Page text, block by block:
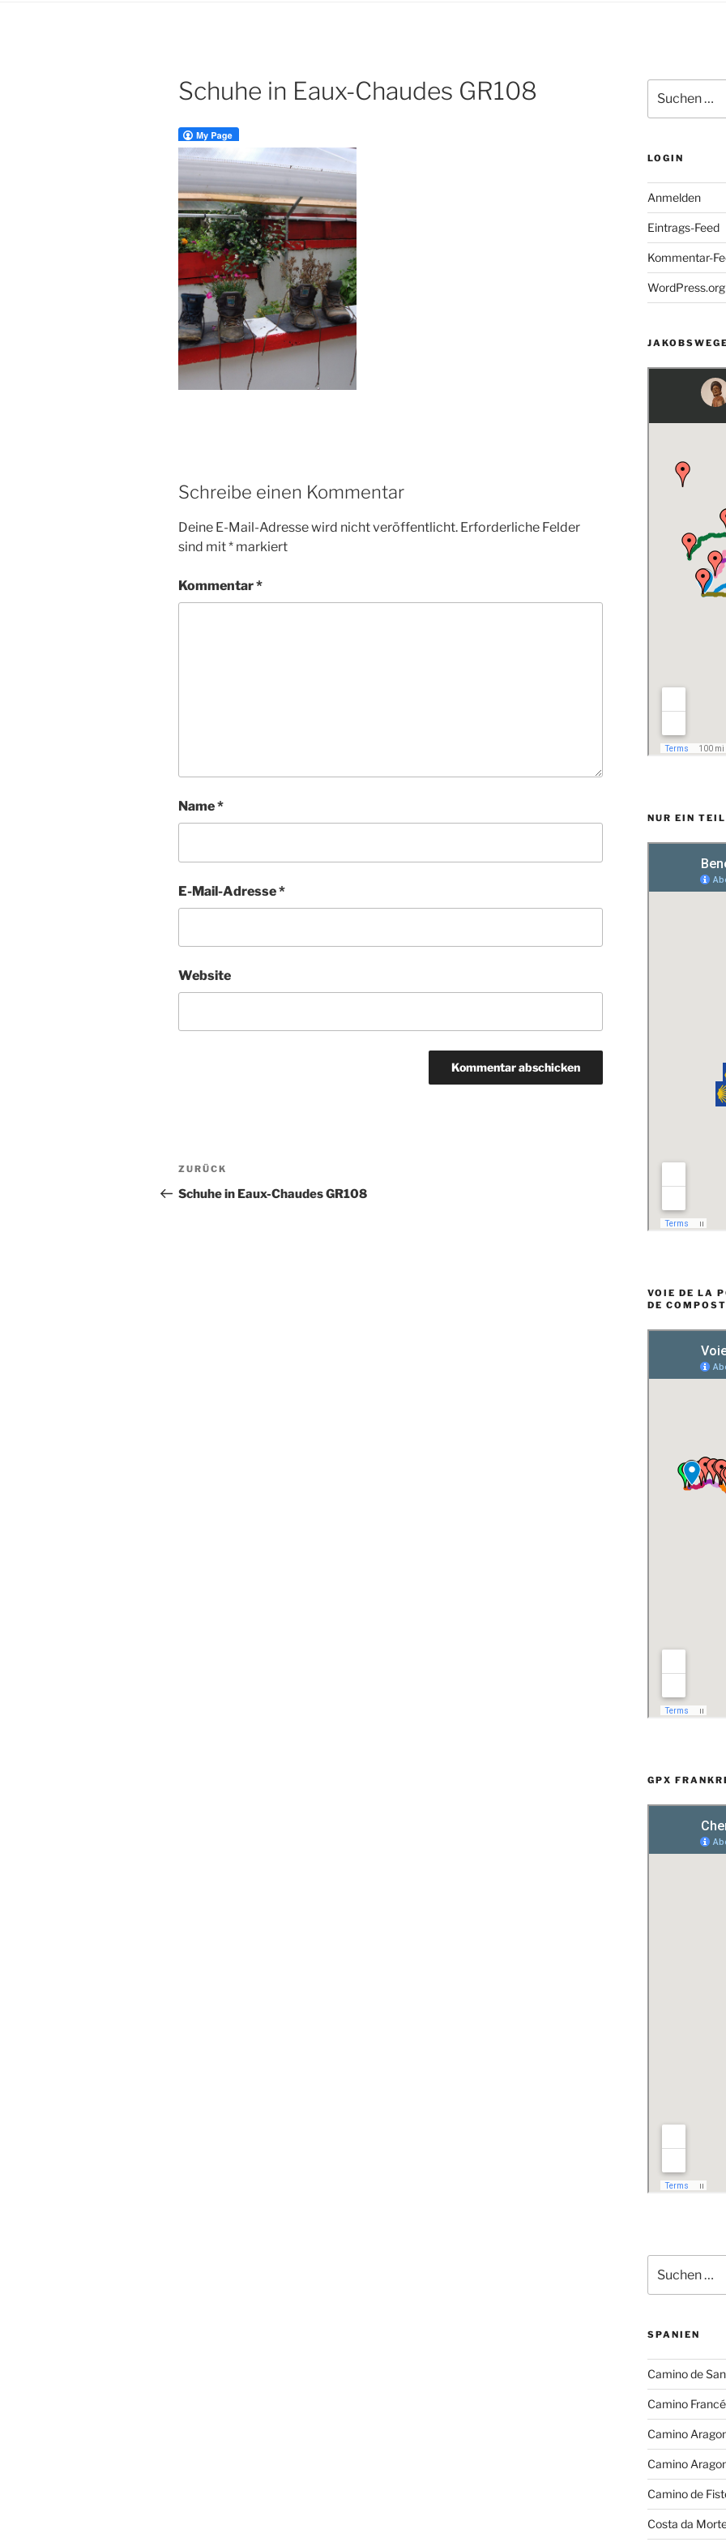
Schuhe in Eaux-Chaudes GR108
Schreibe einen Kommentar
Deine E-Mail-Adresse wird nicht veröffentlicht. Erforderliche Felder
sind mit* markiert
Kommentar*
Name*
E-Mail-Adresse*
Website
Beitragsnavigation
Vorheriger
Beitrag
ZURÜCK
Schuhe in Eaux-Chaudes GR108
nach:
LOGIN
Anmelden
Eintrags-Feed
Kommentar-
WordPress.org
NUR EIN
VOIE DE LA
DE
GPX
nach:
SPANIEN
Camino de
Camino
Camino
Camino
Camino de
Costa da